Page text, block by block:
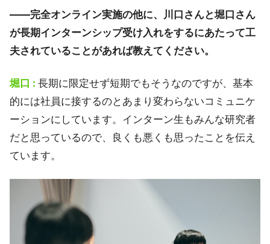
――完全オンライン実施の他に、川口さんと堀口さん
が長期インターンシップ受け入れをするにあたって工
夫されていることがあれば教えてください。
堀口 : 長期に限定せず短期でもそうなのですが、基本
的には社員に接するのとあまり変わらないコミュニケ
ーションにしています。インターン生もみんな研究者
だと思っているので、良くも悪くも思ったことを伝え
ています。